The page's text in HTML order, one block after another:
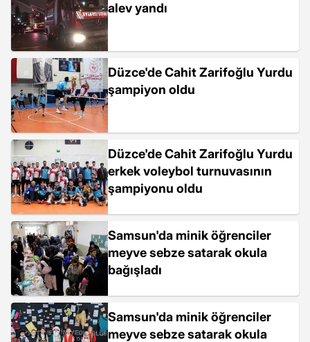
alev yandı
Düzce'de Cahit Zarifoğlu Yurdu
şampiyon oldu
Düzce'de Cahit Zarifoğlu Yurdu
erkek voleybol turnuvasının
şampiyonu oldu
Samsun'da minik öğrenciler
meyve sebze satarak okula
bağışladı
Samsun'da minik öğrenciler
meyve sebze satarak okula